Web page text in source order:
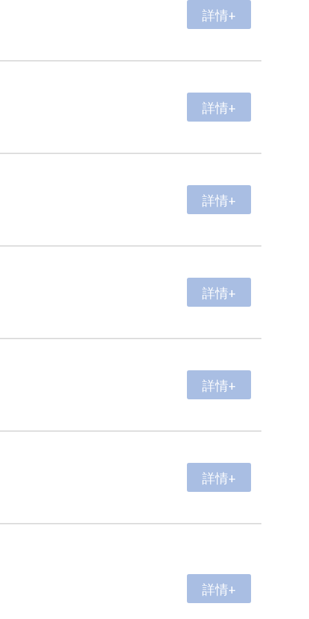
詳情+
詳情+
詳情+
詳情+
詳情+
詳情+
詳情+